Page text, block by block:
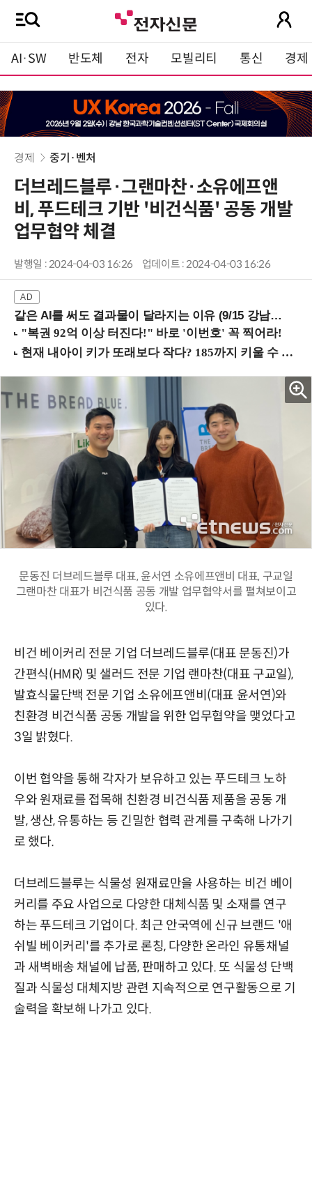
AI·SW 반도체 전자 모빌리티 통신 경제
경제 중기·벤처
더브레드블루·그랜마찬·소유에프앤
비, 푸드테크 기반 '비건식품' 공동 개발
업무협약 체결
발행일 : 2024-04-03 16:26 업데이트 : 2024-04-03 16:26
같은 AI를 써도 결과물이 달라지는 이유 (9/15 강남역)
문동진 더브레드블루 대표, 윤서연 소유에프앤비 대표, 구교일
그랜마찬 대표가 비건식품 공동 개발 업무협약서를 펼쳐보이고
있다.
비건 베이커리 전문 기업 더브레드블루(대표 문동진)가
간편식(HMR) 및 샐러드 전문 기업 랜마찬(대표 구교일),
발효식물단백 전문 기업 소유에프앤비(대표 윤서연)와
친환경 비건식품 공동 개발을 위한 업무협약을 맺었다고
3일 밝혔다.
이번 협약을 통해 각자가 보유하고 있는 푸드테크 노하
우와 원재료를 접목해 친환경 비건식품 제품을 공동 개
발, 생산, 유통하는 등 긴밀한 협력 관계를 구축해 나가기
로 했다.
더브레드블루는 식물성 원재료만을 사용하는 비건 베이
커리를 주요 사업으로 다양한 대체식품 및 소재를 연구
하는 푸드테크 기업이다. 최근 안국역에 신규 브랜드 '애
쉬빌 베이커리'를 추가로 론칭, 다양한 온라인 유통채널
과 새벽배송 채널에 납품, 판매하고 있다. 또 식물성 단백
질과 식물성 대체지방 관련 지속적으로 연구활동으로 기
술력을 확보해 나가고 있다.